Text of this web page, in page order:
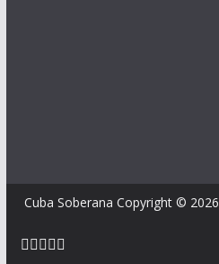
Cuba Soberana Copyright © 2026